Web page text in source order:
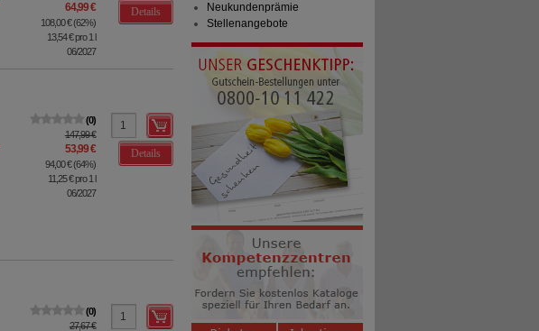
64,99 €
108,00 €(62%)
13,54 €pro 1 l
06/2027
Details
0
147,99 €
53,99 €
94,00 €(64%)
11,25 €pro 1 l
06/2027
Details
0
27,67 €
Neukundenprämie
Stellenangebote